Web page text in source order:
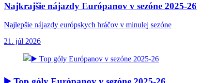
Najkrajšie nájazdy Európanov v sezóne 2025-26
Najlepšie nájazdy európskych hráčov v minulej sezóne
21. júl 2026